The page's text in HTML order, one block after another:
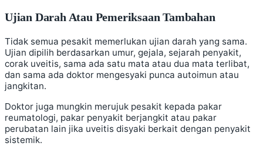
Ujian Darah Atau Pemeriksaan Tambahan
Tidak semua pesakit memerlukan ujian darah yang sama.
Ujian dipilih berdasarkan umur, gejala, sejarah penyakit,
corak uveitis, sama ada satu mata atau dua mata terlibat,
dan sama ada doktor mengesyaki punca autoimun atau
jangkitan.
Doktor juga mungkin merujuk pesakit kepada pakar
reumatologi, pakar penyakit berjangkit atau pakar
perubatan lain jika uveitis disyaki berkait dengan penyakit
sistemik.